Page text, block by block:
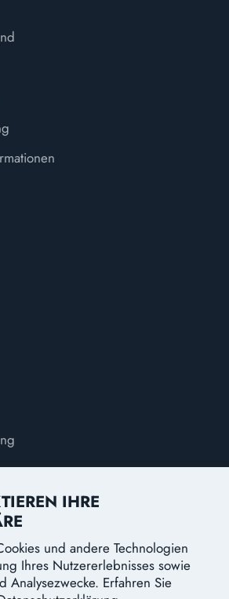
IHRE
und andere Technologien
Ihres Nutzererlebnisses sowie
Analysezwecke. Erfahren Sie
(EUR €)